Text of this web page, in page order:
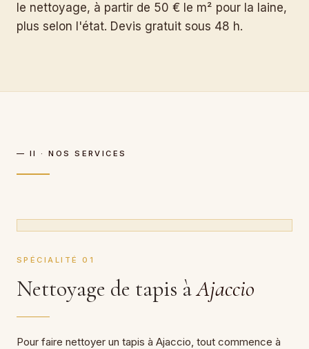
le nettoyage, à partir de 50 € le m² pour la laine,
plus selon l'état. Devis gratuit sous 48 h.
— II · NOS SERVICES
SPÉCIALITÉ 01
Nettoyage de tapis àAjaccio
Pour faire nettoyer un tapis à Ajaccio, tout commence à